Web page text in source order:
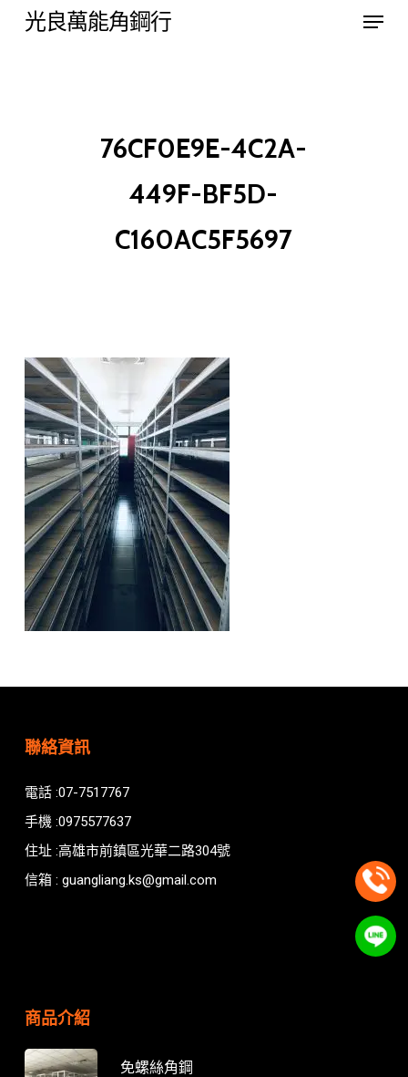
光良萬能角鋼行 Menu
76CF0E9E-4C2A-
449F-BF5D-
C160AC5F5697
聯絡資訊
電話 :07-7517767
手機 :0975577637
住址 :高雄市前鎮區光華二路304號
信箱 : guangliang.ks@gmail.com
商品介紹
免螺絲角鋼